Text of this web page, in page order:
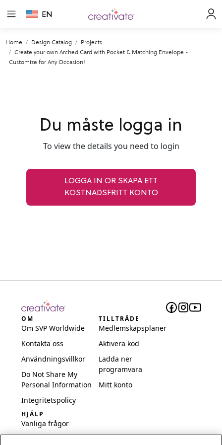
EN
Home Design Catalog
Projects
Create your own Arched Card with Pocket & Matching Envelope -
Customize for Any Occasion!
Du måste logga in
To view the details you need to login
LOGGA IN OR SKAPA ETT
KOSTNADSFRITT KONTO
OM
Om SVP Worldwide
Kontakta oss
Användningsvillkor
Do Not Share My
Personal Information
Integritetspolicy
TILLTRÄDE
Medlemskapsplaner
Aktivera kod
Ladda ner
programvara
Mitt konto
HJÄLP
Vanliga frågor